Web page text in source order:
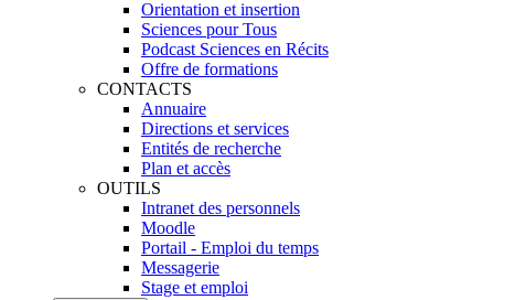
Orientation et insertion
Sciences pour Tous
Podcast Sciences en Récits
Offre de formations
CONTACTS
Annuaire
Directions et services
Entités de recherche
Plan et accès
OUTILS
Intranet des personnels
Moodle
Portail - Emploi du temps
Messagerie
Stage et emploi